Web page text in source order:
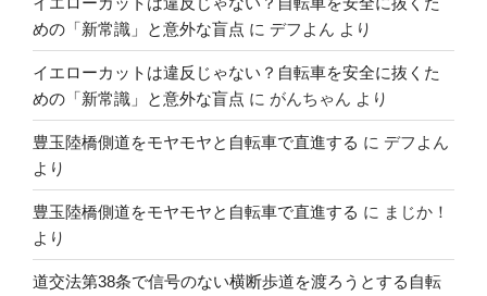
めの「新常識」と意外な盲点 に デフよん より
イエローカットは違反じゃない？自転車を安全に抜くた
めの「新常識」と意外な盲点 に がんちゃん より
豊玉陸橋側道をモヤモヤと自転車で直進する に デフよん
より
豊玉陸橋側道をモヤモヤと自転車で直進する に まじか！
より
道交法第38条で信号のない横断歩道を渡ろうとする自転